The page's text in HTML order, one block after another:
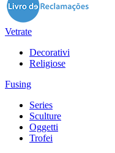
Vetrate
Decorativi
Religiose
Fusing
Series
Sculture
Oggetti
Trofei